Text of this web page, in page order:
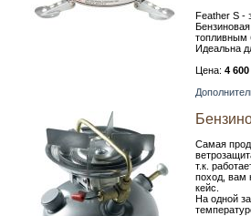
Feather S -
топливным
Идеальна
Цена: 4
Самая
т.к.
поход, вам
кейс.
На одной